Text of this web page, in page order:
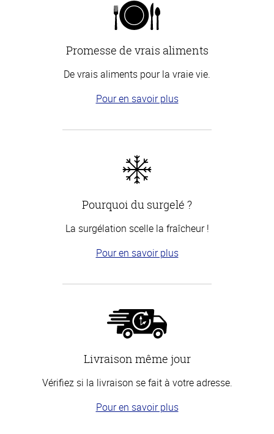
Promesse de vrais aliments
De vrais aliments pour la vraie vie.
Pour en savoir plus
Pourquoi du surgelé ?
La surgélation scelle la fraîcheur !
Pour en savoir plus
Livraison même jour
Vérifiez si la livraison se fait à votre adresse.
Pour en savoir plus